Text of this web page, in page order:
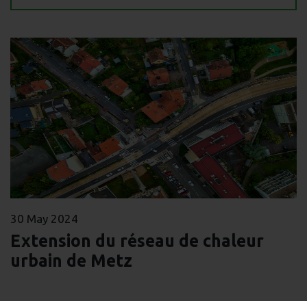
30 May 2024
Extension du réseau de chaleur
urbain de Metz